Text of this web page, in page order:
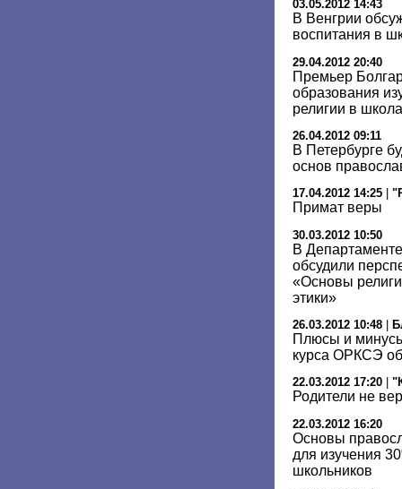
03.05.2012 14:43
В Венгрии
воспитания в
29.04.2012 20:40
Премьер
образования
религии в
26.04.2012 09:11
В Петербурге
основ
17.04.2012 14:25
Примат веры
30.03.2012 10:50
В
обсудили
«Основы
этики»
26.03.2012 10:48
Плюсы и
курса ОРКСЭ
22.03.2012 17:20
Родители не
22.03.2012 16:20
Основы
для изучения
школьников